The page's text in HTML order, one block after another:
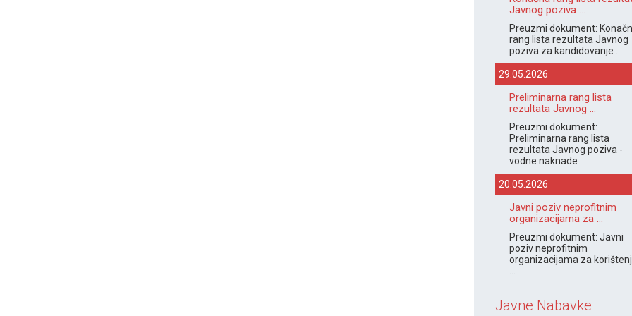
Javnog poziva ...
Preuzmi dokument:
rang lista rezultata Javnog
poziva za kandidovanje ...
29.05.2026
Preliminarna rang lista
rezultata Javnog ...
Preuzmi dokument:
Preliminarna rang lista
rezultata Javnog poziva -
vodne naknade ...
20.05.2026
Javni poziv neprofitnim
organizacijama za ...
Preuzmi dokument: Javni
poziv neprofitnim
organizacijama za
Javne Nabavke